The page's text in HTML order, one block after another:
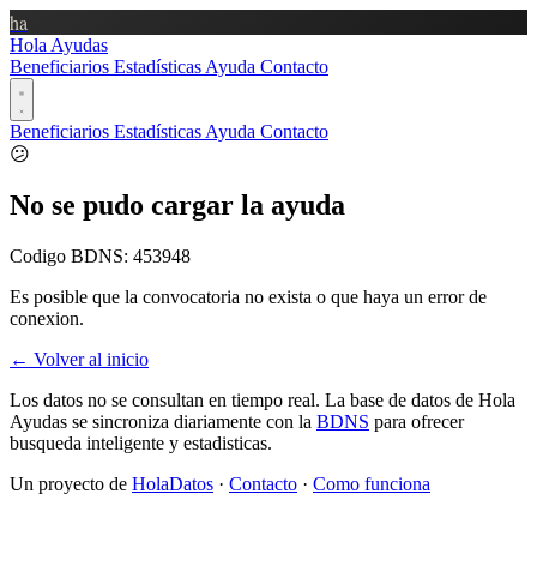
ha
Hola Ayudas
Beneficiarios Estadísticas Ayuda Contacto
Beneficiarios Estadísticas Ayuda Contacto
😕
No se pudo cargar la ayuda
Codigo BDNS: 453948
Es posible que la convocatoria no exista o que haya un error de
conexion.
← Volver al inicio
Los datos no se consultan en tiempo real. La base de datos de Hola
Ayudas se sincroniza diariamente con la BDNS para ofrecer
busqueda inteligente y estadisticas.
Un proyecto de HolaDatos · Contacto · Como funciona